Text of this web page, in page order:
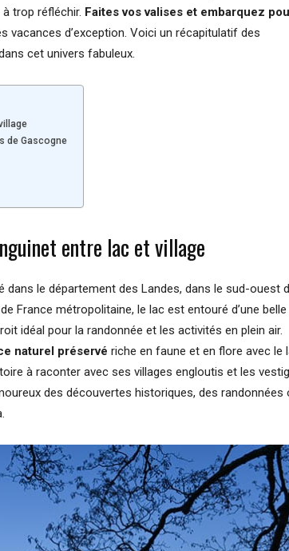
trop réfléchir. Faites vos valises et embarquez
vacances d’exception. Voici un récapitulatif des
cet univers fabuleux.
de Gascogne
entre lac et village
dans le département des Landes, dans le sud-ouest
France métropolitaine, le lac est entouré d’une belle
idéal pour la randonnée et les activités en plein air.
naturel préservé riche en faune et en flore avec le
à raconter avec ses villages engloutis et les
des découvertes historiques, des randonnées